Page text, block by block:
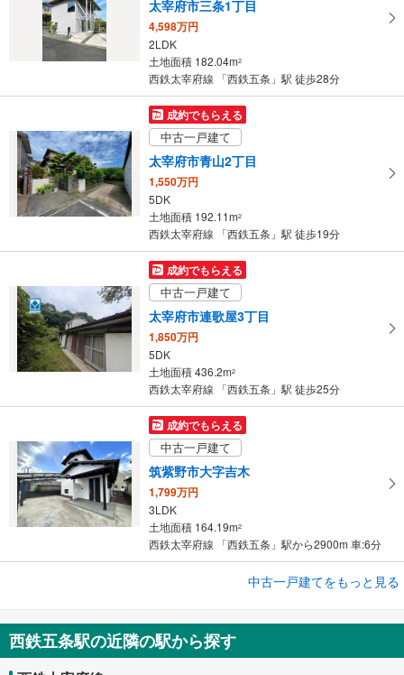
太宰府市三条1丁目
4,598万円
2LDK
土地面積 182.04m2
西鉄太宰府線 「西鉄五条」駅 徒歩28分
成約でもらえる
中古一戸建て
太宰府市青山2丁目
1,550万円
5DK
土地面積 192.11m2
西鉄太宰府線 「西鉄五条」駅 徒歩19分
成約でもらえる
中古一戸建て
太宰府市連歌屋3丁目
1,850万円
5DK
土地面積 436.2m2
西鉄太宰府線 「西鉄五条」駅 徒歩25分
成約でもらえる
中古一戸建て
筑紫野市大字吉木
1,799万円
3LDK
土地面積 164.19m2
西鉄太宰府線 「西鉄五条」駅から2900m 車:6分
3,380万円
2LDK
中古一戸建てをもっと見る
西鉄五条駅の近隣の駅から探す